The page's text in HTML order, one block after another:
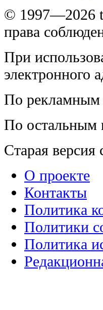
© 1997—2026
права
При
электронного
По рекламным
По остальным
Старая
О проекте
Контакты
Политика
Политики
Политика